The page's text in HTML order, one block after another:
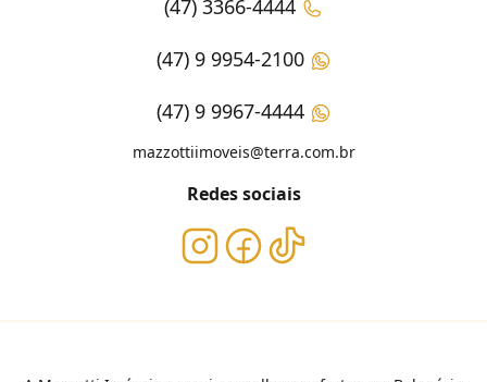
(47) 3366-4444
(47) 9 9954-2100
(47) 9 9967-4444
mazzottiimoveis@terra.com.br
Redes sociais